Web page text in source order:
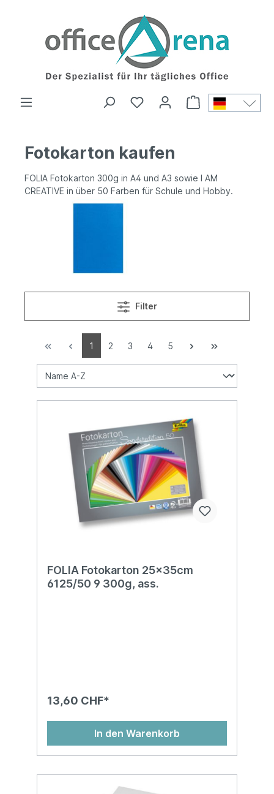
Fotokarton kaufen
FOLIA Fotokarton 300g in A4 und A3 sowie I AM
CREATIVE in über 50 Farben für Schule und Hobby.
Filter
1 2 3 4 5
FOLIA Fotokarton 25x35cm
6125/50 9 300g, ass.
13,60 CHF*
In den Warenkorb